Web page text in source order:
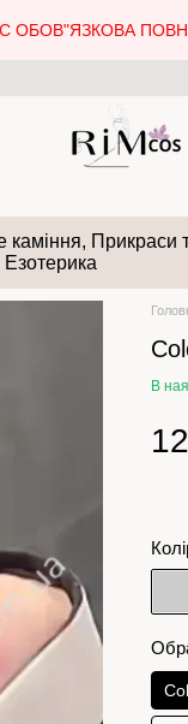
ОБОВ"ЯЗКОВА
каміння, Прикраси
Езотерика
В